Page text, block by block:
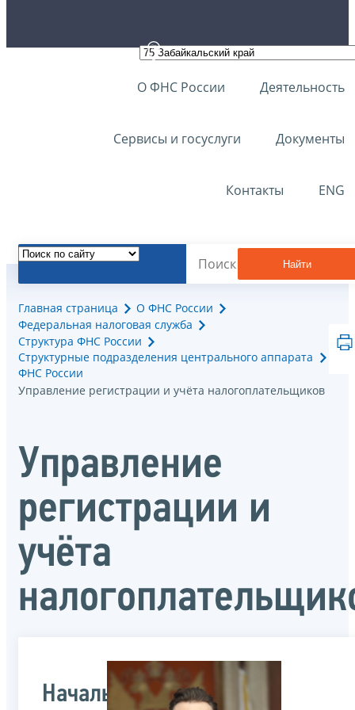
О ФНС России Деятельность
Сервисы и госуслуги Документы
Контакты ENG
Найти
Главная страница
О ФНС России
Федеральная налоговая служба
Структура ФНС России
Структурные подразделения центрального аппарата
ФНС России
Управление регистрации и учёта налогоплательщиков
Управление
регистрации и
учёта
Начальник